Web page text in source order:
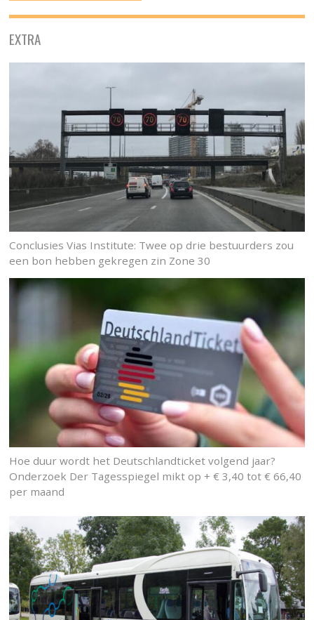
EXTRA
Conclusies Vias Institute: Twee op drie bestuurders zou
een bon hebben gekregen zin Zone 30
Hoe duur wordt het Deutschlandticket volgend jaar?
Onderzoek Der Tagesspiegel mikt op + € 3,40 tot € 66,40
per maand